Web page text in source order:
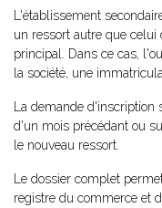
L'établissement
un ressort autre que
principal. Dans ce cas,
la société, une
La demande
d'un mois précédant ou
le nouveau ressort.
Le dossier complet
registre du commerce et